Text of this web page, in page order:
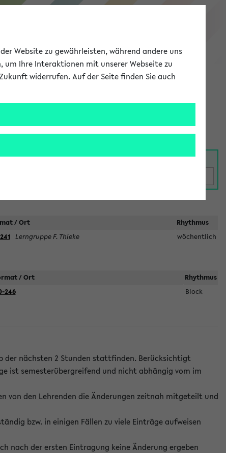
eKVV
/ Ort
Rhythmus
Lerngruppe F. Thieke wöchentlich
/ Ort
Rhythmus
246 Block
der nächsten 2 Stunden stattfinden. Berücksichtigt
ist semesterübergreifend und nicht abhängig vom im
von den Lehrenden die Änderungen zeitnah mitgeteilt und
bzw. in einigen Fällen zu viele Einträge aufweisen
nach der ersten Eintragung keine Änderung ergeben
Website zu gewährleisten, während andere uns
um Ihre Interaktionen mit unserer Webseite zu
widerrufen. Auf der Seite finden Sie auch